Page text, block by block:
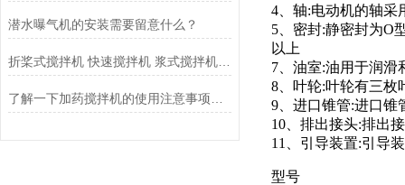
潜水曝气机的安装需要留意什么？
折桨式搅拌机 快速搅拌机 浆式搅拌机 加药搅拌机优势
4、轴:电动机的轴采
5、密封:静密封为O
以上
7、油室:油用于润滑
8、叶轮:叶轮有三枚
9、进口锥管:进口锥
10、排出接头:排出
11、引导装置:引导
型号